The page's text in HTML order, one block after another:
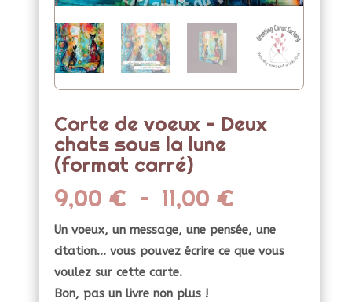
Carte de voeux – Deux
chats sous la lune
(format carré)
9,00 € – 11,00 €Plage
prix :
9,00 €
Un voeux, un message, une pensée, une
citation… vous pouvez écrire ce que vous
voulez sur cette carte.
Bon, pas un livre non plus !